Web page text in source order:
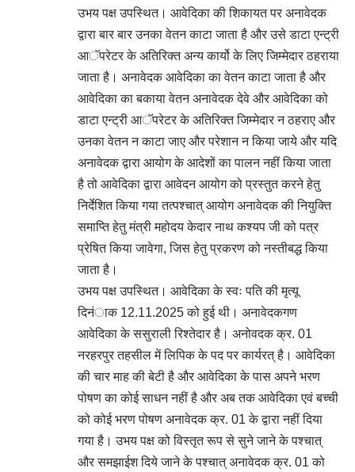
उभय पक्ष उपस्थित। आवेदिका की शिकायत पर अनावेदक
द्वारा बार बार उनका वेतन काटा जाता है और उसे डाटा एन्ट्री
आॅपरेटर के अतिरिक्त अन्य कार्यो के लिए जिम्मेदार ठहराया
जाता है। अनावेदक आवेदिका का वेतन काटा जाता है और
आवेदिका का बकाया वेतन अनावेदक देवे और आवेदिका को
डाटा एन्ट्री आॅपरेटर के अतिरिक्त जिम्मेदार न ठहराए और
उनका वेतन न काटा जाए और परेशान न किया जाये और यदि
अनावेदक द्वारा आयोग के आदेशों का पालन नहीं किया जाता
है तो आवेदिका द्वारा आवेदन आयोग को प्रस्तुत करने हेतु
निर्देशित किया गया तत्पश्चात् आयोग अनावेदक की नियुक्ति
समाप्ति हेतु मंत्री महोदय केदार नाथ कश्यप जी को पत्र
प्रेषित किया जावेगा, जिस हेतु प्रकरण को नस्तीबद्ध किया
जाता है।
उभय पक्ष उपस्थित। आवेदिका के स्वः पति की मृत्यू
दिनंाक 12.11.2025 को हुई थी। अनावेदकगण
आवेदिका के ससुराली रिश्तेदार है। अनोवदक क्र. 01
नरहरपुर तहसील में लिपिक के पद पर कार्यरत् है। आवेदिका
की चार माह की बेटी है और आवेदिका के पास अपने भरण
पोषण का कोई साधन नहीं है और अब तक आवेदिका एवं बच्ची
को कोई भरण पोषण अनावेदक क्र. 01 के द्वारा नहीं दिया
गया है। उभय पक्ष को विस्तृत रूप से सुने जाने के पश्चात्
और समझाईश दिये जाने के पश्चात् अनावेदक क्र. 01 को